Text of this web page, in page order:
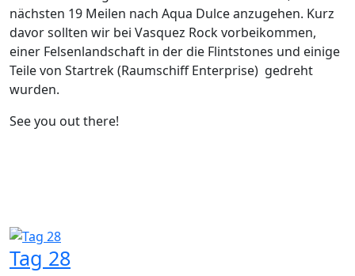
nächsten 19 Meilen nach Aqua Dulce anzugehen. Kurz
davor sollten wir bei Vasquez Rock vorbeikommen,
einer Felsenlandschaft in der die Flintstones und einige
Teile von Startrek (Raumschiff Enterprise) gedreht
wurden.
See you out there!
Tag 28